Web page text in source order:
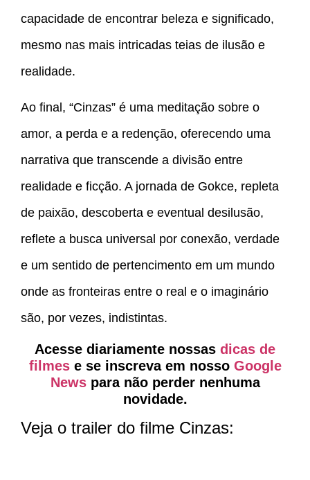
capacidade de encontrar beleza e significado,
mesmo nas mais intricadas teias de ilusão e
realidade.
Ao final, “Cinzas” é uma meditação sobre o
amor, a perda e a redenção, oferecendo uma
narrativa que transcende a divisão entre
realidade e ficção. A jornada de Gokce, repleta
de paixão, descoberta e eventual desilusão,
reflete a busca universal por conexão, verdade
e um sentido de pertencimento em um mundo
onde as fronteiras entre o real e o imaginário
são, por vezes, indistintas.
Acesse diariamente nossas dicas de
filmese se inscreva em nossoGoogle
Newspara não perder nenhuma
novidade.
Veja o trailer do filme Cinzas: